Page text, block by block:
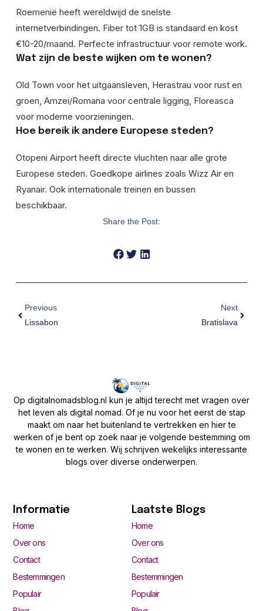
Roemenië heeft wereldwijd de snelste
internetverbindingen. Fiber tot 1GB is standaard en kost
€10-20/maand. Perfecte infrastructuur voor remote work.
Wat zijn de beste wijken om te wonen?
Old Town voor het uitgaansleven, Herastrau voor rust en
groen, Amzei/Romana voor centrale ligging, Floreasca
voor moderne voorzieningen.
Hoe bereik ik andere Europese steden?
Otopeni Airport heeft directe vluchten naar alle grote
Europese steden. Goedkope airlines zoals Wizz Air en
Ryanair. Ook internationale treinen en bussen
beschikbaar.
Share the Post:
Previous
Lissabon
Next
Bratislava
Op digitalnomadsblog.nl kun je altijd terecht met vragen over
het leven als digital nomad. Of je nu voor het eerst de stap
maakt om naar het buitenland te vertrekken en hier te
werken of je bent op zoek naar je volgende bestemming om
te wonen en te werken. Wij schrijven wekelijks interessante
blogs over diverse onderwerpen.
Informatie
Home
Over ons
Contact
Bestemmingen
Populair
Laatste Blogs
Home
Over ons
Contact
Bestemmingen
Populair